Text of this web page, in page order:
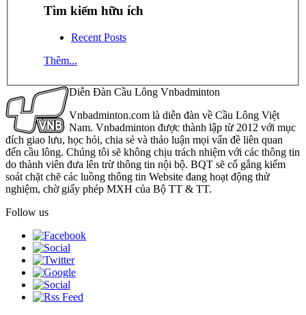
Tìm kiếm hữu ích
Recent Posts
Thêm...
Diễn Đàn Cầu Lông Vnbadminton
Vnbadminton.com là diễn đàn về Cầu Lông Việt
Nam. Vnbadminton được thành lập từ 2012 với mục
đích giao lưu, học hỏi, chia sẻ và thảo luận mọi vấn đề liên quan
đến cầu lông. Chúng tôi sẽ không chịu trách nhiệm với các thông tin
do thành viên đưa lên trừ thông tin nội bộ. BQT sẽ cố gắng kiểm
soát chặt chẽ các luồng thông tin Website đang hoạt động thử
nghiệm, chờ giấy phép MXH của Bộ TT & TT.
Follow us